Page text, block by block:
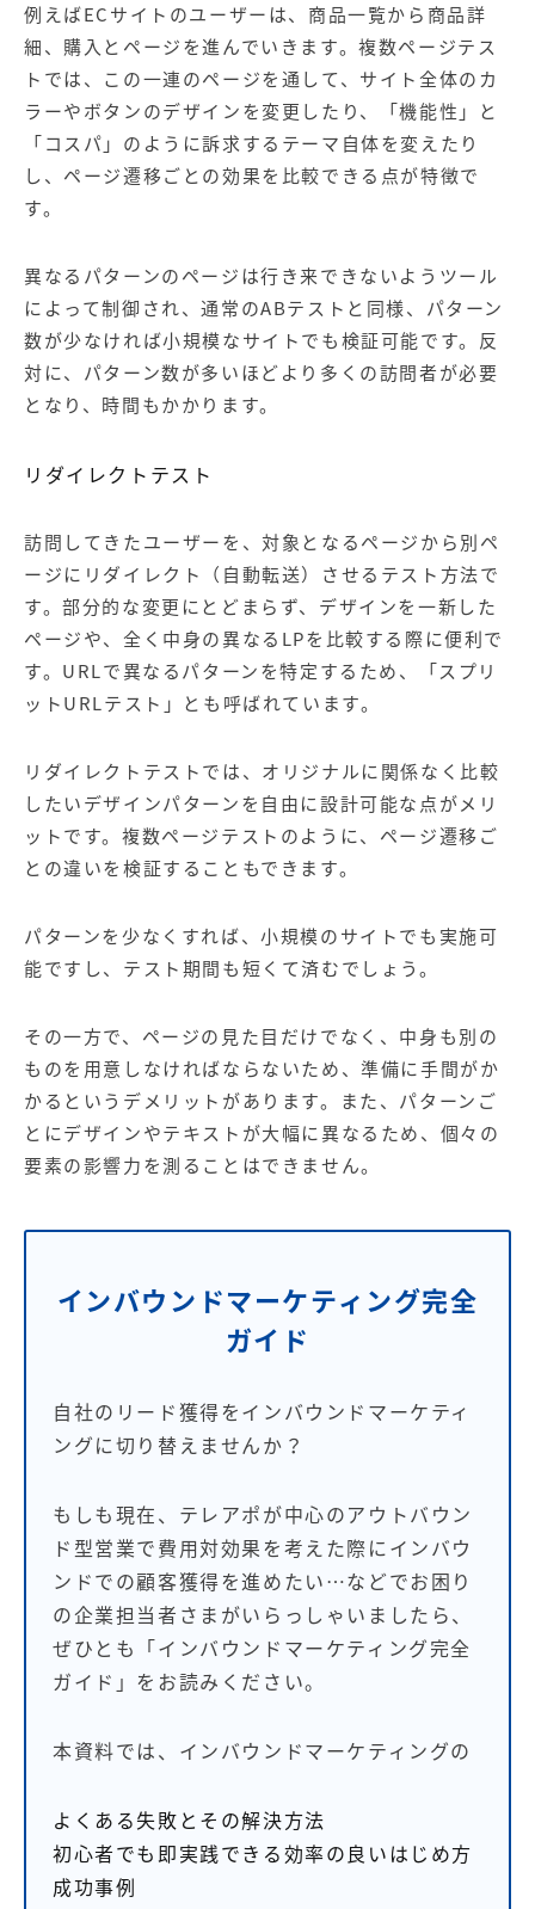
例えばECサイトのユーザーは、商品一覧から商品詳
細、購入とページを進んでいきます。複数ページテス
トでは、この一連のページを通して、サイト全体のカ
ラーやボタンのデザインを変更したり、「機能性」と
「コスパ」のように訴求するテーマ自体を変えたり
し、ページ遷移ごとの効果を比較できる点が特徴で
す。
異なるパターンのページは行き来できないようツール
によって制御され、通常のABテストと同様、パターン
数が少なければ小規模なサイトでも検証可能です。反
対に、パターン数が多いほどより多くの訪問者が必要
となり、時間もかかります。
リダイレクトテスト
訪問してきたユーザーを、対象となるページから別ペ
ージにリダイレクト（自動転送）させるテスト方法で
す。部分的な変更にとどまらず、デザインを一新した
ページや、全く中身の異なるLPを比較する際に便利で
す。URLで異なるパターンを特定するため、「スプリ
ットURLテスト」とも呼ばれています。
リダイレクトテストでは、オリジナルに関係なく比較
したいデザインパターンを自由に設計可能な点がメリ
ットです。複数ページテストのように、ページ遷移ご
との違いを検証することもできます。
パターンを少なくすれば、小規模のサイトでも実施可
能ですし、テスト期間も短くて済むでしょう。
その一方で、ページの見た目だけでなく、中身も別の
ものを用意しなければならないため、準備に手間がか
かるというデメリットがあります。また、パターンご
とにデザインやテキストが大幅に異なるため、個々の
要素の影響力を測ることはできません。
インバウンドマーケティング完全
ガイド
自社のリード獲得をインバウンドマーケティ
ングに切り替えませんか？
もしも現在、テレアポが中心のアウトバウン
ド型営業で費用対効果を考えた際にインバウ
ンドでの顧客獲得を進めたい…などでお困り
の企業担当者さまがいらっしゃいましたら、
ぜひとも「インバウンドマーケティング完全
ガイド」をお読みください。
本資料では、インバウンドマーケティングの
よくある失敗とその解決方法
初心者でも即実践できる効率の良いはじめ方
成功事例